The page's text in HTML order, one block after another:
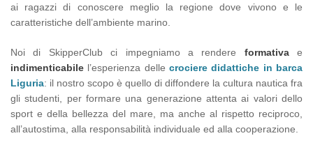
ai ragazzi di conoscere meglio la regione dove vivono e le
caratteristiche dell’ambiente marino.
Noi di SkipperClub ci impegniamo a rendere formativae
indimenticabile l’esperienza delle crociere didattiche in barca
Liguria: il nostro scopo è quello di diffondere la cultura nautica fra
gli studenti, per formare una generazione attenta ai valori dello
sport e della bellezza del mare, ma anche al rispetto reciproco,
all’autostima, alla responsabilità individuale ed alla cooperazione.